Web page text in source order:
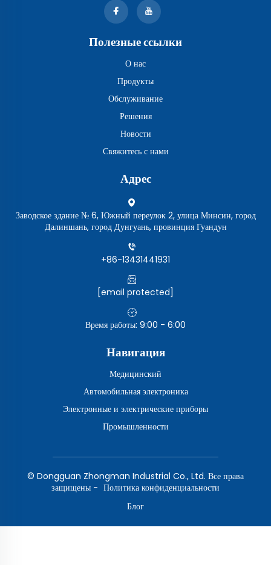
Полезные ссылки
О нас
Продукты
Обслуживание
Решения
Новости
Свяжитесь с нами
Адрес
Заводское здание № 6, Южный переулок 2, улица Минсин, город
Далиншань, город Дунгуань, провинция Гуандун
+86-13431441931
[email protected]
Время работы: 9:00 - 6:00
Навигация
Медицинский
Автомобильная электроника
Электронные и электрические приборы
Промышленности
© Dongguan Zhongman Industrial Co., Ltd. Все права
защищены - Политика конфиденциальности
Блог